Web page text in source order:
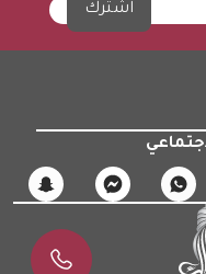
اشترك